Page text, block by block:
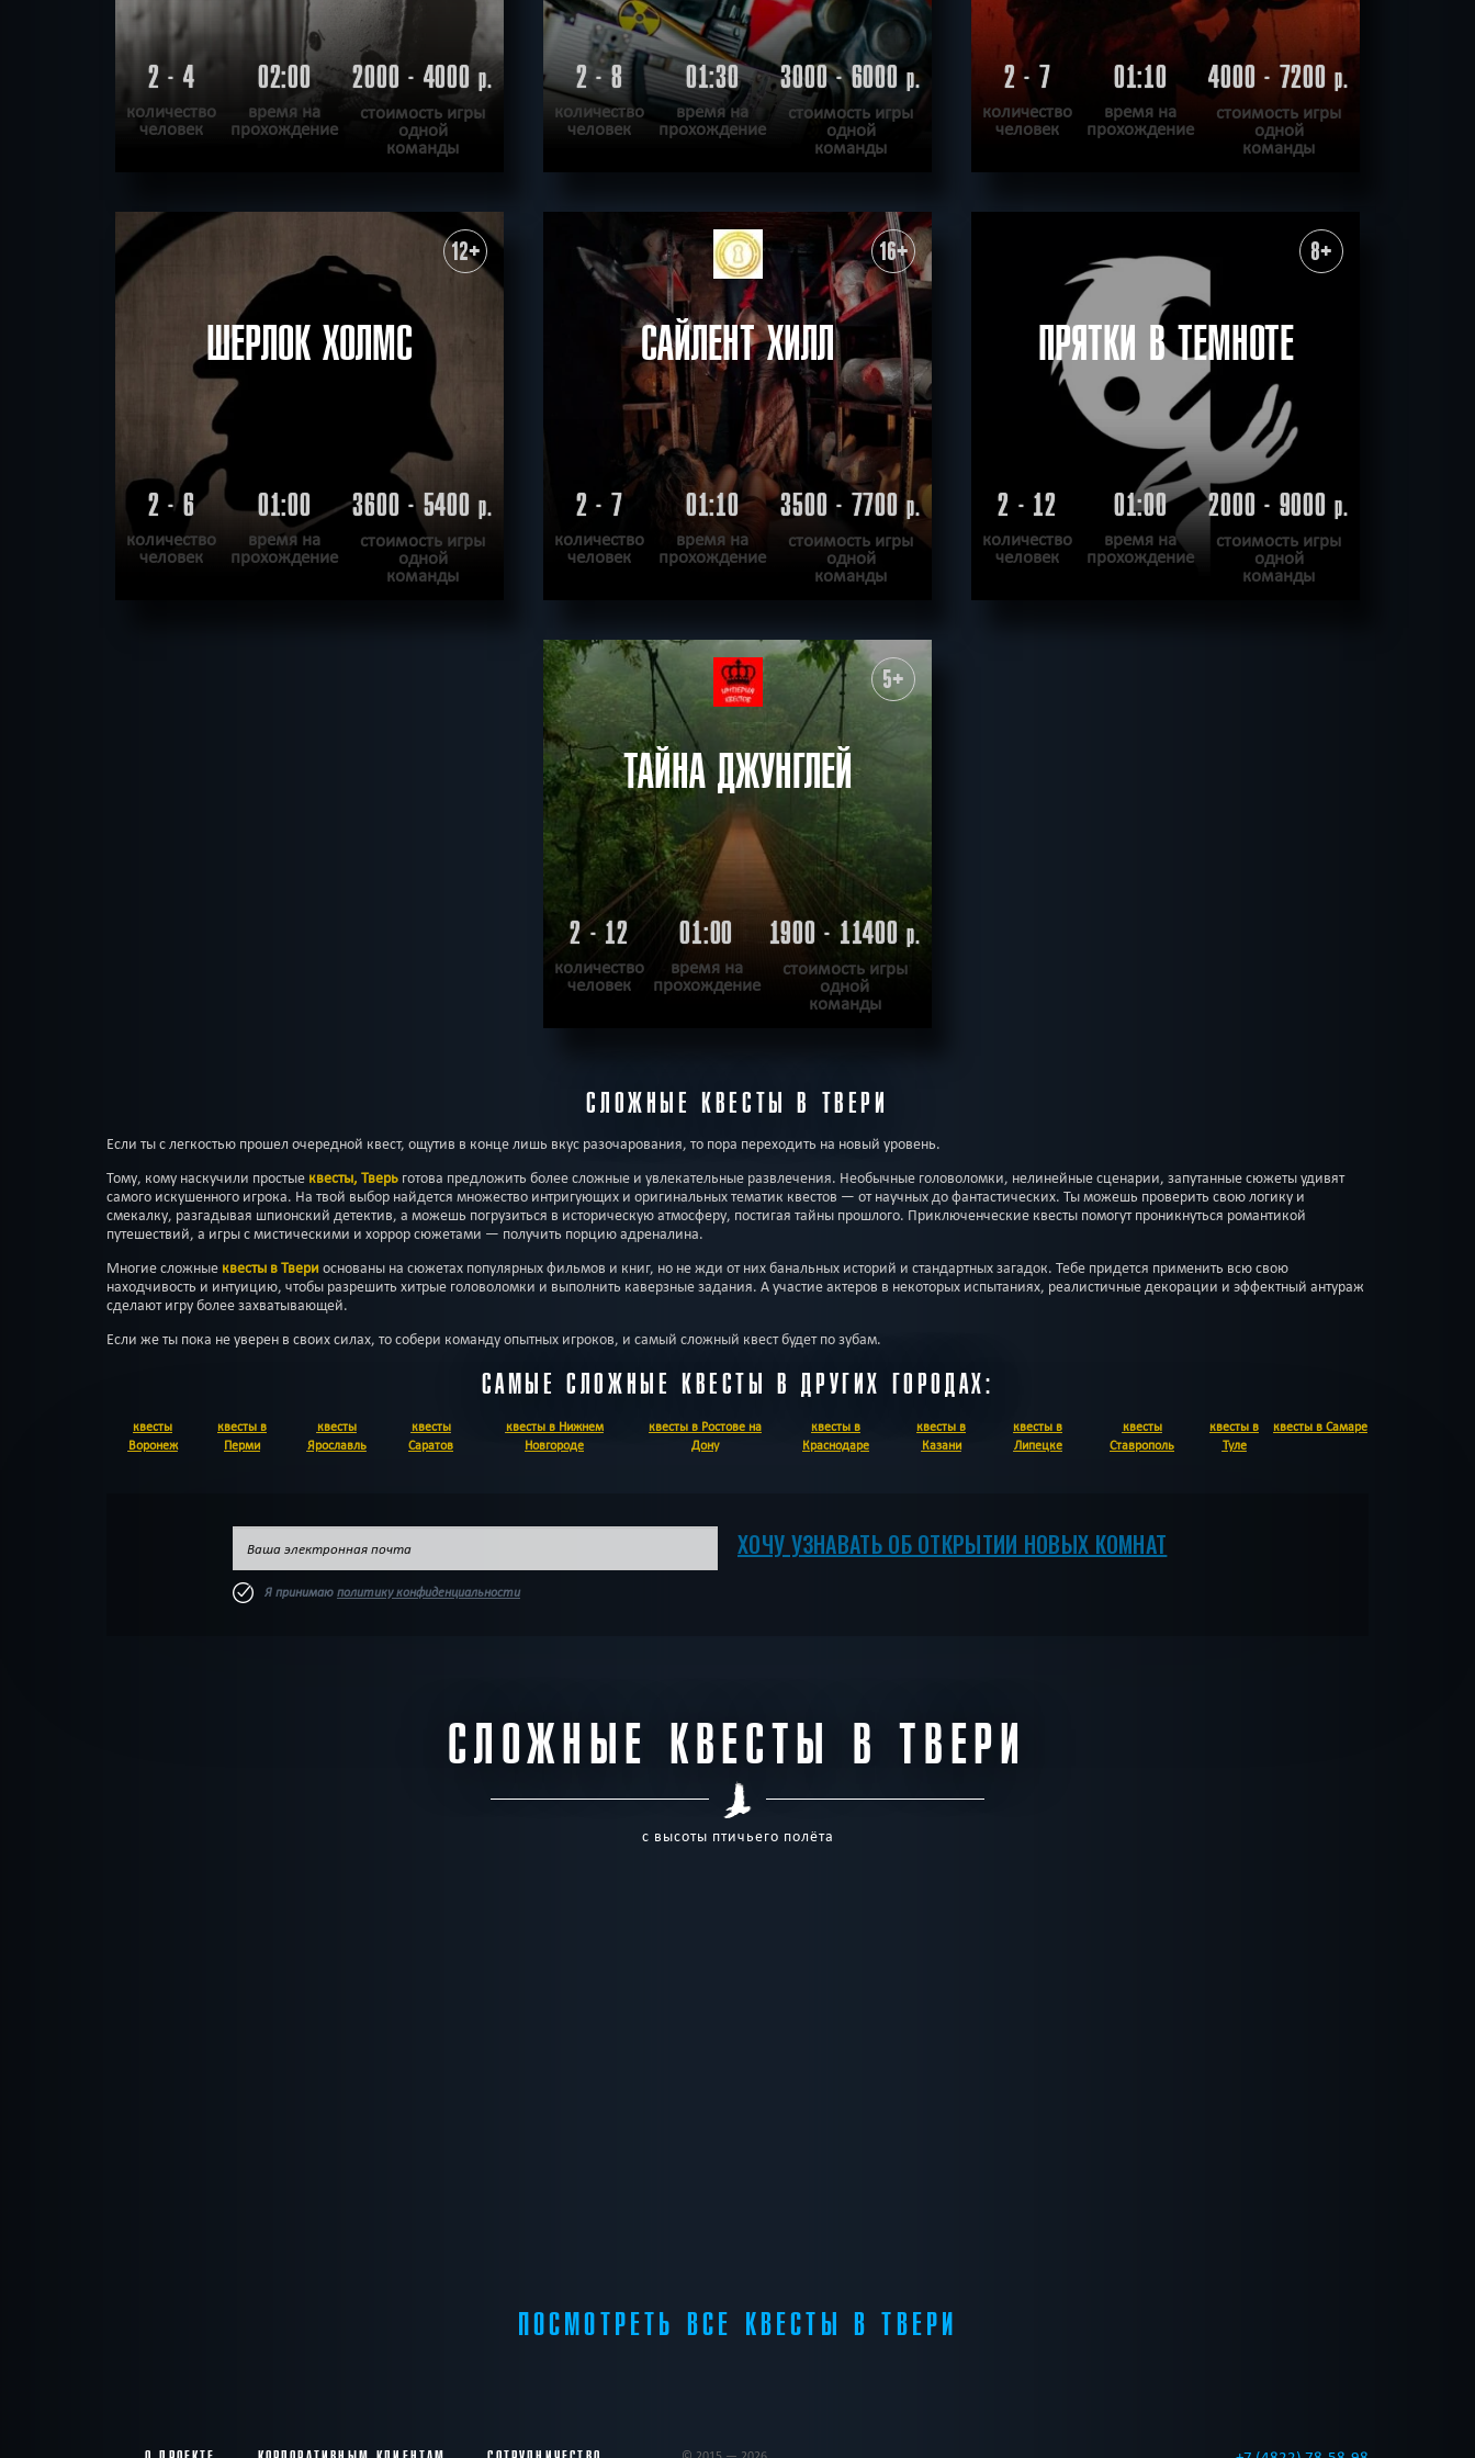
2 - 4
количество
человек
02:00
время на
прохождение
2000 - 4000р.
стоимость игры
одной
команды
2 - 8
количество
человек
01:30
время на
прохождение
3000 - 6000р.
стоимость игры
одной
команды
ХОЧУ ПРОЙТИ | КВЕСТ ПРОЙДЕН
2 - 7
количество
человек
01:10
время на
прохождение
4000 - 7200р.
стоимость игры
одной
команды
12+
ШЕРЛОК ХОЛМС
2 - 6
количество
человек
01:00
время на
прохождение
3600 - 5400р.
стоимость игры
одной
команды
16+
САЙЛЕНТ ХИЛЛ
2 - 7
количество
человек
01:10
время на
прохождение
3500 - 7700р.
стоимость игры
одной
команды
ХОЧУ ПРОЙТИ | КВЕСТ ПРОЙДЕН
8+
ПРЯТКИ В ТЕМНОТЕ
2 - 12
количество
человек
01:00
время на
прохождение
2000 - 9000р.
стоимость игры
одной
команды
5+
ТАЙНА ДЖУНГЛЕЙ
2 - 12
количество
человек
01:00
время на
прохождение
1900 - 11400р.
стоимость игры
одной
команды
ХОЧУ ПРОЙТИ | КВЕСТ ПРОЙДЕН
СЛОЖНЫЕ КВЕСТЫ В ТВЕРИ
Если ты с легкостью прошел очередной квест, ощутив в конце лишь вкус разочарования, то пора переходить на новый уровень.
Тому, кому наскучили простые квесты, Тверь готова предложить более сложные и увлекательные развлечения. Необычные головоломки, нелинейные сценарии, запутанные сюжеты удивят
самого искушенного игрока. На твой выбор найдется множество интригующих и оригинальных тематик квестов — от научных до фантастических. Ты можешь проверить свою логику и
смекалку, разгадывая шпионский детектив, а можешь погрузиться в историческую атмосферу, постигая тайны прошлого. Приключенческие квесты помогут проникнуться романтикой
путешествий, а игры с мистическими и хоррор сюжетами — получить порцию адреналина.
Многие сложные квесты в Твери основаны на сюжетах популярных фильмов и книг, но не жди от них банальных историй и стандартных загадок. Тебе придется применить всю свою
находчивость и интуицию, чтобы разрешить хитрые головоломки и выполнить каверзные задания. А участие актеров в некоторых испытаниях, реалистичные декорации и эффектный антураж
сделают игру более захватывающей.
Если же ты пока не уверен в своих силах, то собери команду опытных игроков, и самый сложный квест будет по зубам.
САМЫЕ СЛОЖНЫЕ КВЕСТЫ В ДРУГИХ ГОРОДАХ:
квесты
Воронеж
квесты в
Перми
квесты
Ярославль
квесты
Саратов
квесты в Нижнем
Новгороде
квесты в Ростове на
Дону
квесты в
Краснодаре
квесты в
Казани
квесты в
Липецке
квесты
Ставрополь
квесты в
Туле
квесты в Самаре
Я принимаю политику конфиденциальности
ХОЧУ УЗНАВАТЬ ОБ ОТКРЫТИИ НОВЫХ КОМНАТ
СЛОЖНЫЕ КВЕСТЫ В ТВЕРИ
с высоты птичьего полёта
ПОСМОТРЕТЬ ВСЕ КВЕСТЫ В ТВЕРИ